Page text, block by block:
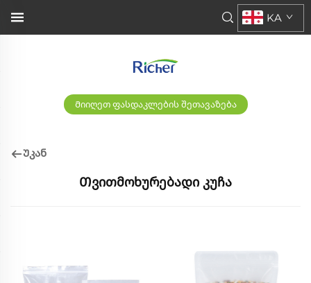
Მიიღეთ ფასდაკლების შეთავაზება
KA
Უკან
Თვითმოხურებადი კუჩა